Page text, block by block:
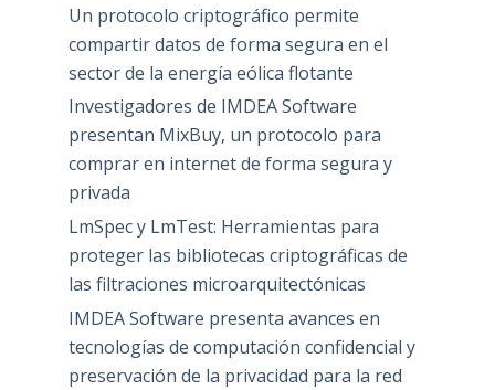
Un protocolo criptográfico permite
compartir datos de forma segura en el
sector de la energía eólica flotante
Investigadores de IMDEA Software
presentan MixBuy, un protocolo para
comprar en internet de forma segura y
privada
LmSpec y LmTest: Herramientas para
proteger las bibliotecas criptográficas de
las filtraciones microarquitectónicas
IMDEA Software presenta avances en
tecnologías de computación confidencial y
preservación de la privacidad para la red